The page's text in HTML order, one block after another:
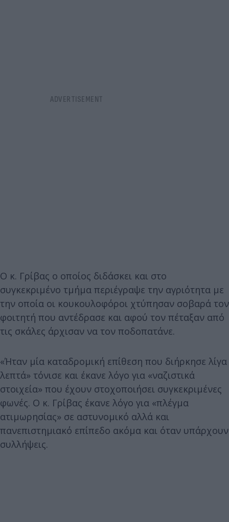
Ο κ. Γρίβας ο οποίος διδάσκει και στο
συγκεκριμένο τμήμα περιέγραψε την αγριότητα με
την οποία οι κουκουλοφόροι χτύπησαν σοβαρά τον
φοιτητή που αντέδρασε και αφού τον πέταξαν από
τις σκάλες άρχισαν να τον ποδοπατάνε.
«Ήταν μία καταδρομική επίθεση που διήρκησε λίγα
λεπτά» τόνισε και έκανε λόγο για «ναζιστικά
στοιχεία» που έχουν στοχοποιήσει συγκεκριμένες
φωνές. Ο κ. Γρίβας έκανε λόγο για «πλέγμα
ατιμωρησίας» σε αστυνομικό αλλά και
πανεπιστημιακό επίπεδο ακόμα και όταν υπάρχουν
συλλήψεις.